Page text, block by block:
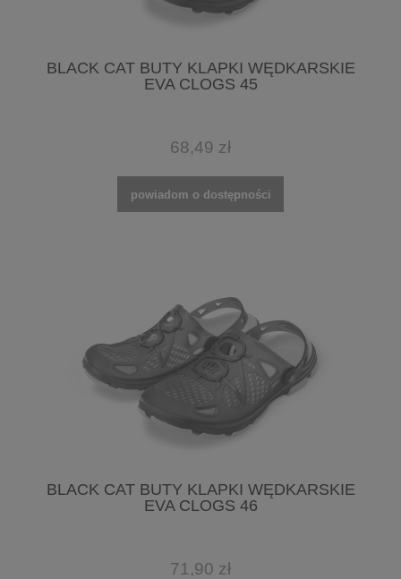
BLACK CAT BUTY KLAPKI WĘDKARSKIE
EVA CLOGS 45
68,49 zł
powiadom o dostępności
BLACK CAT BUTY KLAPKI WĘDKARSKIE
EVA CLOGS 46
71,90 zł